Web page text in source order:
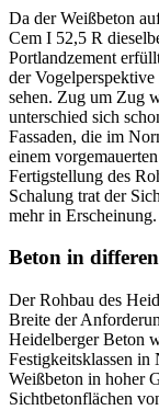
Da der Weißbeton
Cem I 52,5 R
Portlandzement
der
sehen. Zug um Zug
unterschied sich
Fassaden, die im
einem
Fertigstellung des
Schalung trat der
mehr in Erscheinung.
Beton in
Der Rohbau des
Breite der
Heidelberger Beton
Festigkeitsklassen in
Weißbeton in hoher
Sichtbetonflächen